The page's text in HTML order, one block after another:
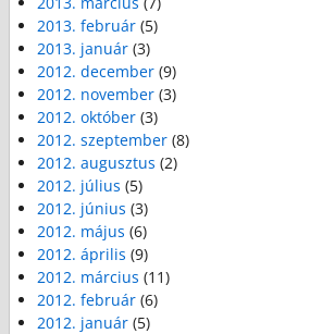
2013. február (5)
2013. január (3)
2012. december (9)
2012. november (3)
2012. október (3)
2012. szeptember (8)
2012. augusztus (2)
2012. július (5)
2012. június (3)
2012. május (6)
2012. április (9)
2012. március (11)
2012. február (6)
2012. január (5)